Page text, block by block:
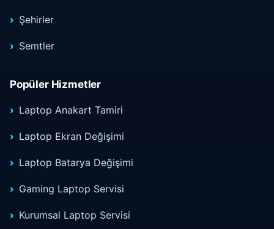
Şehirler
Semtler
Popüler Hizmetler
Laptop Anakart Tamiri
Laptop Ekran Değişimi
Laptop Batarya Değişimi
Gaming Laptop Servisi
Kurumsal Laptop Servisi